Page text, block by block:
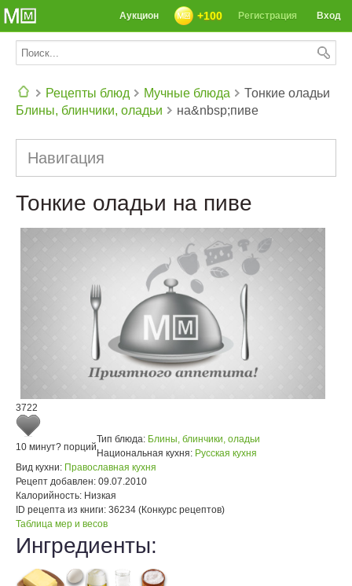
Вход
Регистрация
+100
Аукцион
Рецепты блюд
Мучные блюда
Блины, блинчики, оладьи
Тонкие оладьи
на&nbsp;пиве
Навигация
Тонкие оладьи на пиве
3722
10 минут? порций
Тип блюда: Блины, блинчики, оладьи
Национальная кухня: Русская кухня
Вид кухни: Православная кухня
Рецепт добавлен: 09.07.2010
Калорийность: Низкая
ID рецепта из книги: 36234 (Конкурс рецептов)
Таблица мер и весов
Ингредиенты: